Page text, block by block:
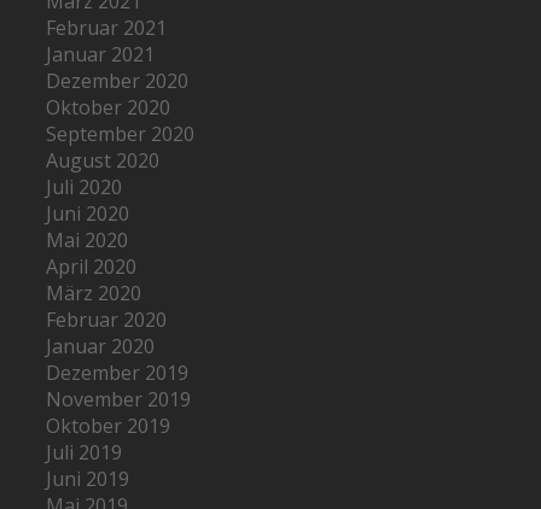
Februar 2021
Januar 2021
Dezember 2020
Oktober 2020
September 2020
August 2020
Juli 2020
Juni 2020
Mai 2020
April 2020
März 2020
Februar 2020
Januar 2020
Dezember 2019
November 2019
Oktober 2019
Juli 2019
Juni 2019